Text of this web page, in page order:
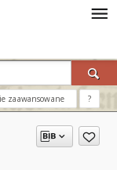
zaawansowane ?